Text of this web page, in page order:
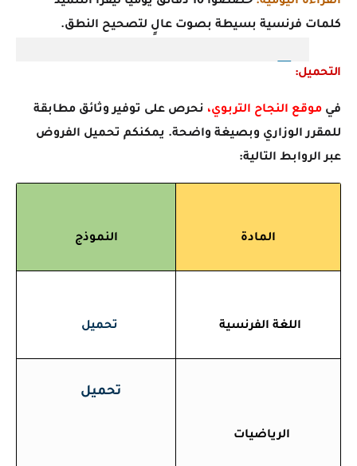
كلمات فرنسية بسيطة بصوت عالٍ لتصحيح النطق.
التحميل:
في موقع النجاح التربوي، نحرص على توفير وثائق مطابقة
للمقرر الوزاري وبصيغة واضحة. يمكنكم تحميل الفروض
عبر الروابط التالية:
المادة النموذج
اللغة الفرنسية تحميل
الرياضيات
تحميل